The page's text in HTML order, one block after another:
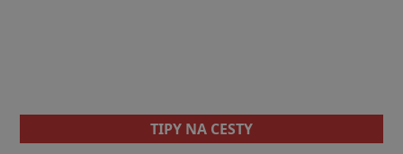
TIPY NA CESTY